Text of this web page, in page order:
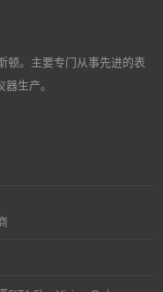
顿。主要专门从事先进的表
生产。